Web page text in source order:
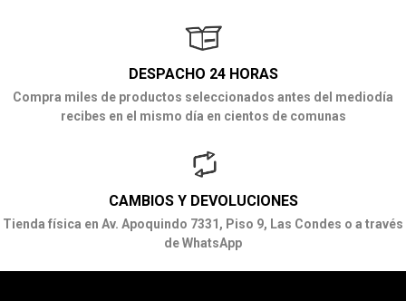
DESPACHO 24 HORAS
Compra miles de productos seleccionados antes del mediodía
recibes en el mismo día en cientos de comunas
CAMBIOS Y DEVOLUCIONES
Tienda física en Av. Apoquindo 7331, Piso 9, Las Condes o a través
de WhatsApp